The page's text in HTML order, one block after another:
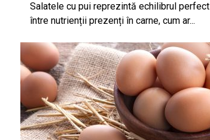
Salatele cu pui reprezintă echilibrul perfect
între nutrienții prezenți în carne, cum ar...